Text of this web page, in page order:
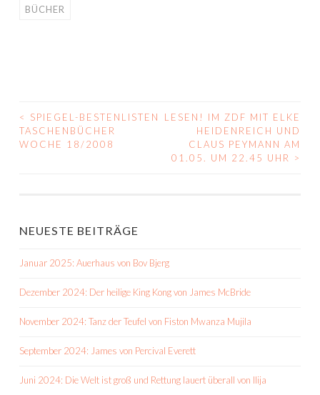
BÜCHER
BEITRAGS-
NAVIGATION
<
SPIEGEL-BESTENLISTEN
TASCHENBÜCHER
WOCHE 18/2008
LESEN! IM ZDF MIT ELKE
HEIDENREICH UND
CLAUS PEYMANN AM
01.05. UM 22.45 UHR
>
NEUESTE BEITRÄGE
Januar 2025: Auerhaus von Bov Bjerg
Dezember 2024: Der heilige King Kong von James McBride
November 2024: Tanz der Teufel von Fiston Mwanza Mujila
September 2024: James von Percival Everett
Juni 2024: Die Welt ist groß und Rettung lauert überall von Ilija